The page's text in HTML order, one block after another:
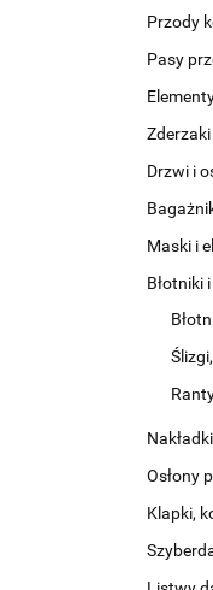
Przody
Pasy
Zderzaki
Drzwi i
Maski i
Błotniki
Osłony
Klapki,